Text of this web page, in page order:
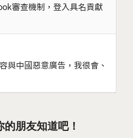
審查機制，登入具名貢獻
與中國惡意廣告，我很會、
朋友知道吧！